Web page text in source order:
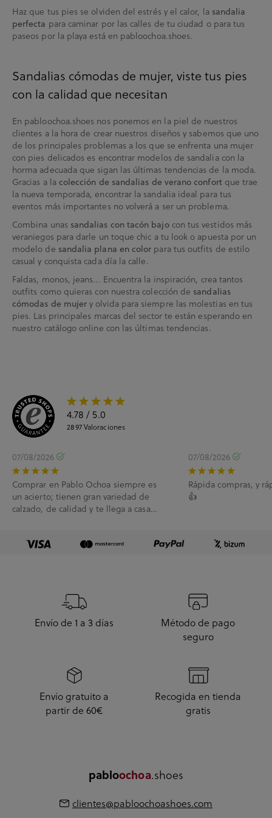
Haz que tus pies se olviden del estrés y el calor, la sandalia
perfecta para caminar por las calles de tu ciudad o para tus
paseos por la playa está en pabloochoa.shoes.
Sandalias cómodas de mujer, viste tus pies
con la calidad que necesitan
En pabloochoa.shoes nos ponemos en la piel de nuestros
clientes a la hora de crear nuestros diseños y sabemos que uno
de los principales problemas a los que se enfrenta una mujer
con pies delicados es encontrar modelos de sandalia con la
horma adecuada que sigan las últimas tendencias de la moda.
Gracias a la colección de sandalias de verano confortque trae
la nueva temporada, encontrar la sandalia ideal para tus
eventos más importantes no volverá a ser un problema.
Combina unas sandalias con tacón bajocon tus vestidos más
veraniegos para darle un toque chic a tu look o apuesta por un
modelo de sandalia plana en color para tus outfits de estilo
casual y conquista cada día la calle.
Faldas, monos, jeans... Encuentra la inspiración, crea tantos
outfits como quieras con nuestra colección de sandalias
cómodas de mujer y olvida para siempre las molestias en tus
pies. Las principales marcas del sector te están esperando en
nuestro catálogo online con las últimas tendencias.
4.78 / 5.0
2897Valoraciones
07/08/2026
Comprar en Pablo Ochoa siempre es
un acierto; tienen gran variedad de
calzado, de calidad y te llega a casa
07/08/2026
Rápida compras, y
👍
Envío de 1 a 3 días
Método de pago
seguro
Envío gratuito a
partir de 60€
Recogida en tienda
gratis
pabloochoa.shoes
clientes@pabloochoashoes.com